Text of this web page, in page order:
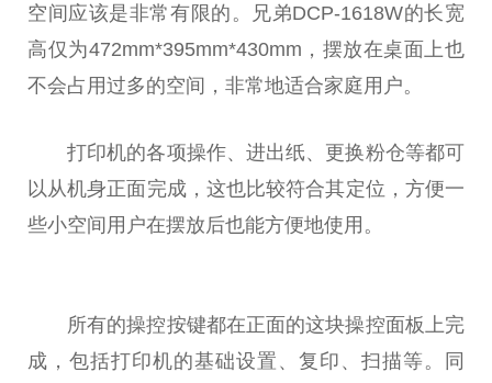
空间应该是非常有限的。兄弟DCP-1618W的长宽
高仅为472mm*395mm*430mm，摆放在桌面上也
不会占用过多的空间，非常地适合家庭用户。
打印机的各项操作、进出纸、更换粉仓等都可
以从机身正面完成，这也比较符合其定位，方便一
些小空间用户在摆放后也能方便地使用。
所有的操控按键都在正面的这块操控面板上完
成，包括打印机的基础设置、复印、扫描等。同